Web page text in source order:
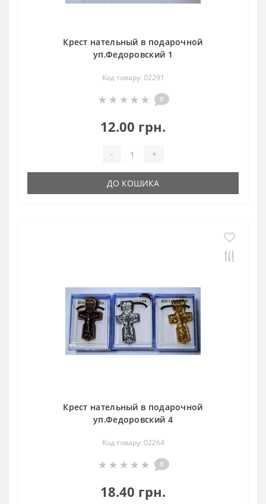
Крест нательный в подарочной
уп.Федоровский 1
Код товару: 02291
0
12.00 грн.
- +
ДО КОШИКА
Крест нательный в подарочной
уп.Федоровский 4
Код товару: 02264
0
18.40 грн.